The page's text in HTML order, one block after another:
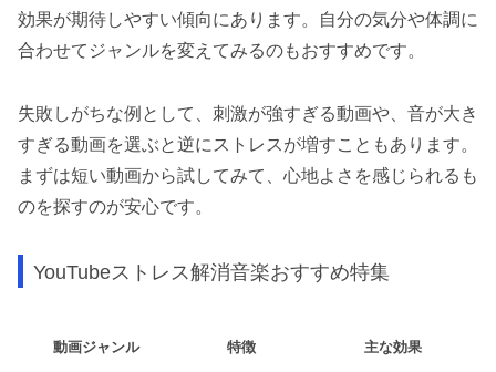
効果が期待しやすい傾向にあります。自分の気分や体調に
合わせてジャンルを変えてみるのもおすすめです。
失敗しがちな例として、刺激が強すぎる動画や、音が大き
すぎる動画を選ぶと逆にストレスが増すこともあります。
まずは短い動画から試してみて、心地よさを感じられるも
のを探すのが安心です。
YouTubeストレス解消音楽おすすめ特集
動画ジャンル 特徴 主な効果